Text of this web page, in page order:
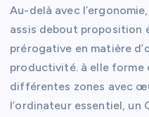
Au-delà avec
assis debout proposition
prérogative en matière
productivité. à elle forme
différentes zones avec
l’ordinateur essentiel,